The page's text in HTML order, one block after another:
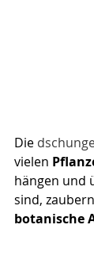
Die
vielen
hängen und
sind,
botanische